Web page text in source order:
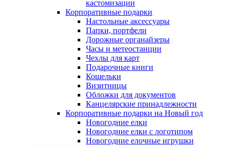
кастомизации
Корпоративные подарки
Настольные аксессуары
Папки, портфели
Дорожные органайзеры
Часы и метеостанции
Чехлы для карт
Подарочные книги
Кошельки
Визитницы
Обложки для документов
Канцелярские принадлежности
Корпоративные подарки на Новый год
Новогодние елки
Новогодние елки с логотипом
Новогодние елочные игрушки